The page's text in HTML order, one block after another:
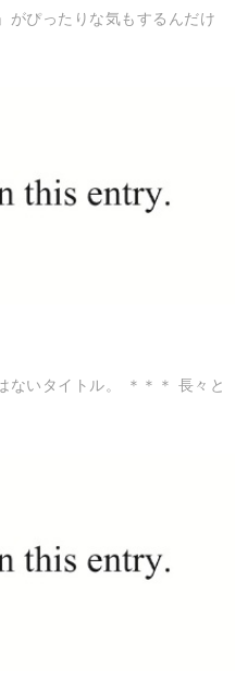
がぴったりな気もするんだけ
ないタイトル。 ＊＊＊ 長々と